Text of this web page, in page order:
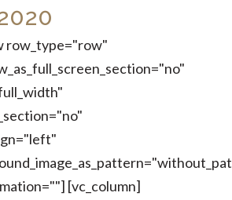
row_type="row"
[vc_column]